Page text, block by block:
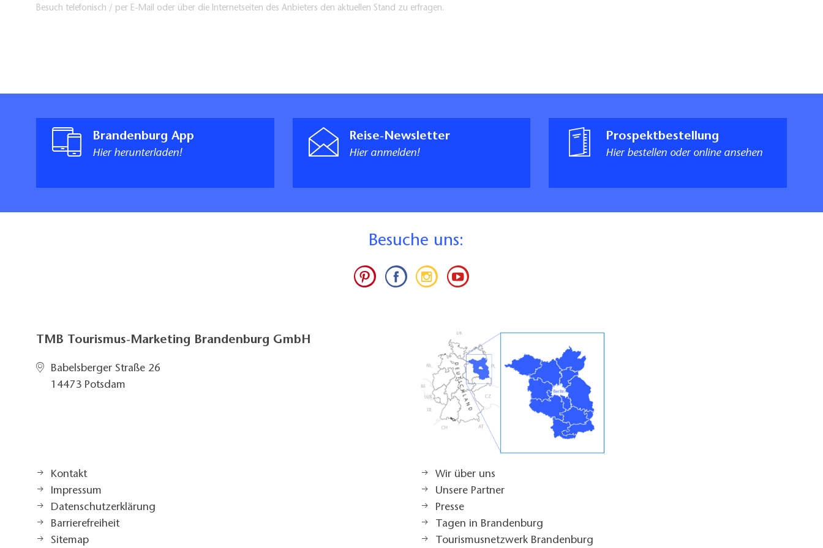
Besuch telefonisch / per E-Mail oder über die Internetseiten des Anbieters den aktuellen Stand zu erfragen.
Brandenburg App
Hier herunterladen!
Reise-Newsletter
Hier anmelden!
Prospektbestellung
Hier bestellen oder online ansehen
Besuche uns:
TMB Tourismus-Marketing Brandenburg GmbH
Babelsberger Straße 26
14473 Potsdam
Kontakt
Impressum
Datenschutzerklärung
Barrierefreiheit
Sitemap
Wir über uns
Unsere Partner
Presse
Tagen in Brandenburg
Tourismusnetzwerk Brandenburg